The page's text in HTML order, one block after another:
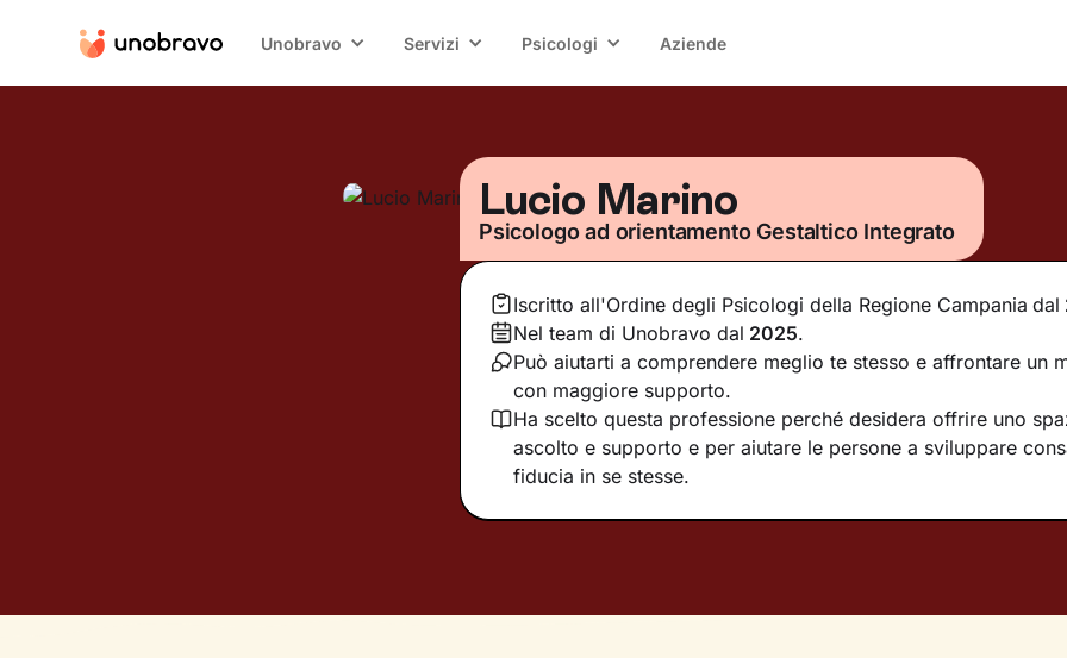
Unobravo Servizi Psicologi Aziende
Lucio Marino
Psicologo ad orientamento Gestaltico Integrato
Iscritto all'Ordine degli Psicologi della Regione Campania dal
Nel team di Unobravo dal 2025.
Può aiutarti a comprendere meglio te stesso e affrontare un
con maggiore supporto.
Ha scelto questa professione perché desidera offrire uno
ascolto e supporto e per aiutare le persone a sviluppare
fiducia in se stesse.